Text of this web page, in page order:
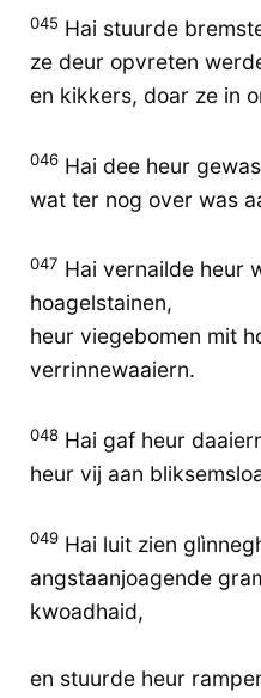
045 Hai stuurde
ze deur opvreten
en kikkers, doar ze in
046 Hai dee heur
wat ter nog over was
047 Hai vernailde heur
hoagelstainen,
heur viegebomen mit
verrinnewaaiern.
048 Hai gaf heur
heur vij aan
049 Hai luit zien
angstaanjoagende
kwoadhaid,
en stuurde heur